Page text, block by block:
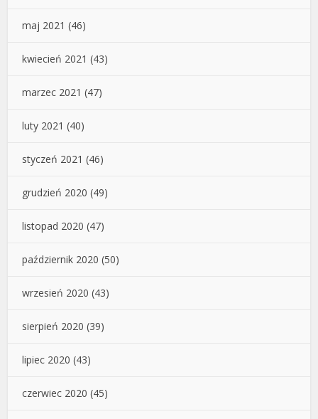
maj 2021 (46)
kwiecień 2021 (43)
marzec 2021 (47)
luty 2021 (40)
styczeń 2021 (46)
grudzień 2020 (49)
listopad 2020 (47)
październik 2020 (50)
wrzesień 2020 (43)
sierpień 2020 (39)
lipiec 2020 (43)
czerwiec 2020 (45)